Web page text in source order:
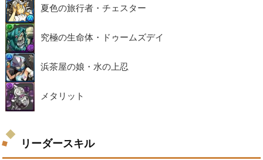
夏色の旅行者・チェスター
究極の生命体・ドゥームズデイ
浜茶屋の娘・水の上忍
メタリット
リーダースキル